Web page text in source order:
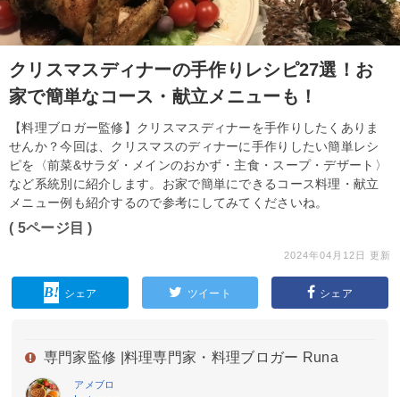
クリスマスディナーの手作りレシピ27選！お
家で簡単なコース・献立メニューも！
【料理ブロガー監修】クリスマスディナーを手作りしたくありま
せんか？今回は、クリスマスのディナーに手作りしたい簡単レシ
ピを〈前菜&サラダ・メインのおかず・主食・スープ・デザート〉
など系統別に紹介します。お家で簡単にできるコース料理・献立
メニュー例も紹介するので参考にしてみてくださいね。
( 5ページ目 )
2024年04月12日 更新
シェア ツイート シェア
専門家監修 | 料理専門家・料理ブロガー Runa
アメブロ